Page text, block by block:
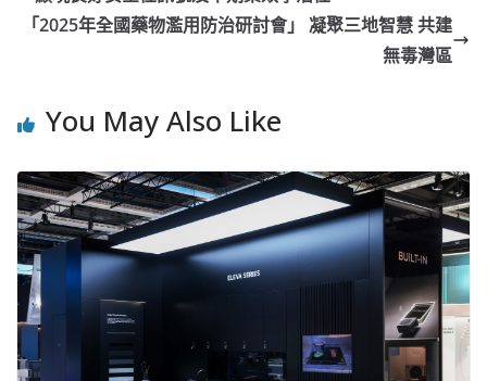
「2025年全國藥物濫用防治研討會」 凝聚三地智慧 共建
無毒灣區
You May Also Like